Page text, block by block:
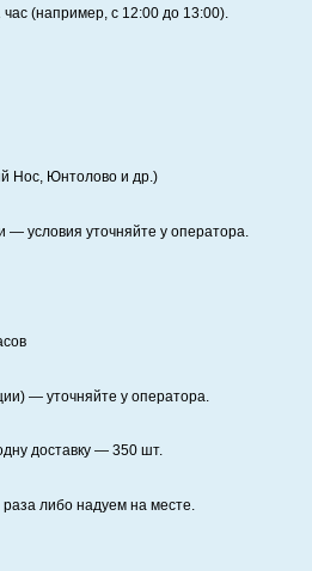
(например, с 12:00 до 13:00).
Нос, Юнтолово и др.)
— условия уточняйте у оператора.
— уточняйте у оператора.
доставку — 350 шт.
либо надуем на месте.